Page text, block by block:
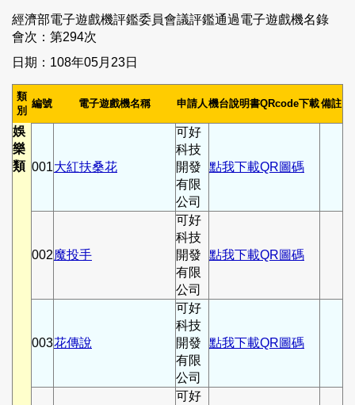
經濟部電子遊戲機評鑑委員會議評鑑通過電子遊戲機名錄
會次：第294次
日期：108年05月23日
類
別
編號 電子遊戲機名稱 申請人 機台說明書QRcode下載備註
娛
樂
類 001大紅扶桑花
可好
科技
開發
有限
公司
點我下載QR圖碼
002魔投手
可好
科技
開發
有限
公司
點我下載QR圖碼
003花傳說
可好
科技
開發
有限
公司
點我下載QR圖碼
可好